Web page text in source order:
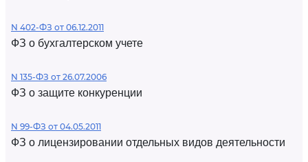
N 402-ФЗ от 06.12.2011
ФЗ о бухгалтерском учете
N 135-ФЗ от 26.07.2006
ФЗ о защите конкуренции
N 99-ФЗ от 04.05.2011
ФЗ о лицензировании отдельных видов деятельности